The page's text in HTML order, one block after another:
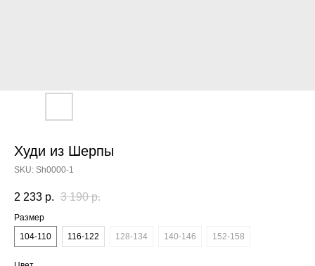
Худи из Шерпы
SKU: Sh0000-1
2 233 р. 3 190 р.
Размер
104-110
116-122 128-134 140-146 152-158